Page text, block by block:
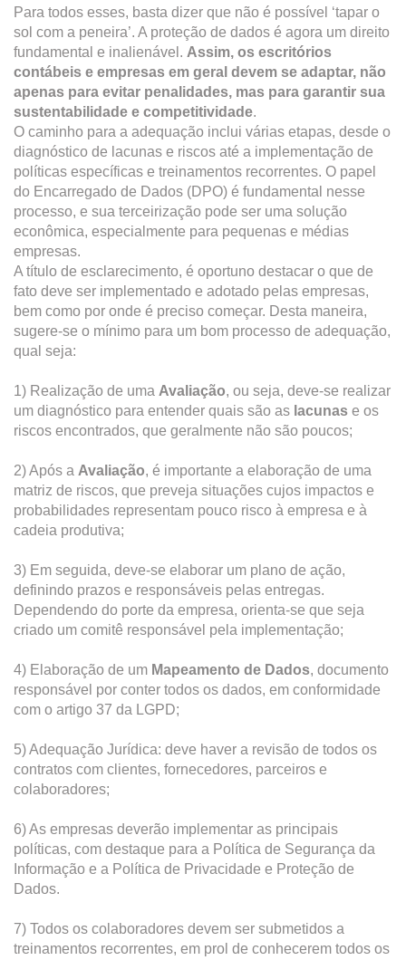
Para todos esses, basta dizer que não é possível ‘tapar o
sol com a peneira’. A proteção de dados é agora um direito
fundamental e inalienável. Assim, os escritórios
contábeis e empresas em geral devem se adaptar, não
apenas para evitar penalidades, mas para garantir sua
sustentabilidade e competitividade.
O caminho para a adequação inclui várias etapas, desde o
diagnóstico de lacunas e riscos até a implementação de
políticas específicas e treinamentos recorrentes. O papel
do Encarregado de Dados (DPO) é fundamental nesse
processo, e sua terceirização pode ser uma solução
econômica, especialmente para pequenas e médias
empresas.
A título de esclarecimento, é oportuno destacar o que de
fato deve ser implementado e adotado pelas empresas,
bem como por onde é preciso começar. Desta maneira,
sugere-se o mínimo para um bom processo de adequação,
qual seja:
1) Realização de uma Avaliação, ou seja, deve-se realizar
um diagnóstico para entender quais são as lacunas e os
riscos encontrados, que geralmente não são poucos;
2) Após a Avaliação, é importante a elaboração de uma
matriz de riscos, que preveja situações cujos impactos e
probabilidades representam pouco risco à empresa e à
cadeia produtiva;
3) Em seguida, deve-se elaborar um plano de ação,
definindo prazos e responsáveis pelas entregas.
Dependendo do porte da empresa, orienta-se que seja
criado um comitê responsável pela implementação;
4) Elaboração de um Mapeamento de Dados, documento
responsável por conter todos os dados, em conformidade
com o artigo 37 da LGPD;
5) Adequação Jurídica: deve haver a revisão de todos os
contratos com clientes, fornecedores, parceiros e
colaboradores;
6) As empresas deverão implementar as principais
políticas, com destaque para a Política de Segurança da
Informação e a Política de Privacidade e Proteção de
Dados.
7) Todos os colaboradores devem ser submetidos a
treinamentos recorrentes, em prol de conhecerem todos os